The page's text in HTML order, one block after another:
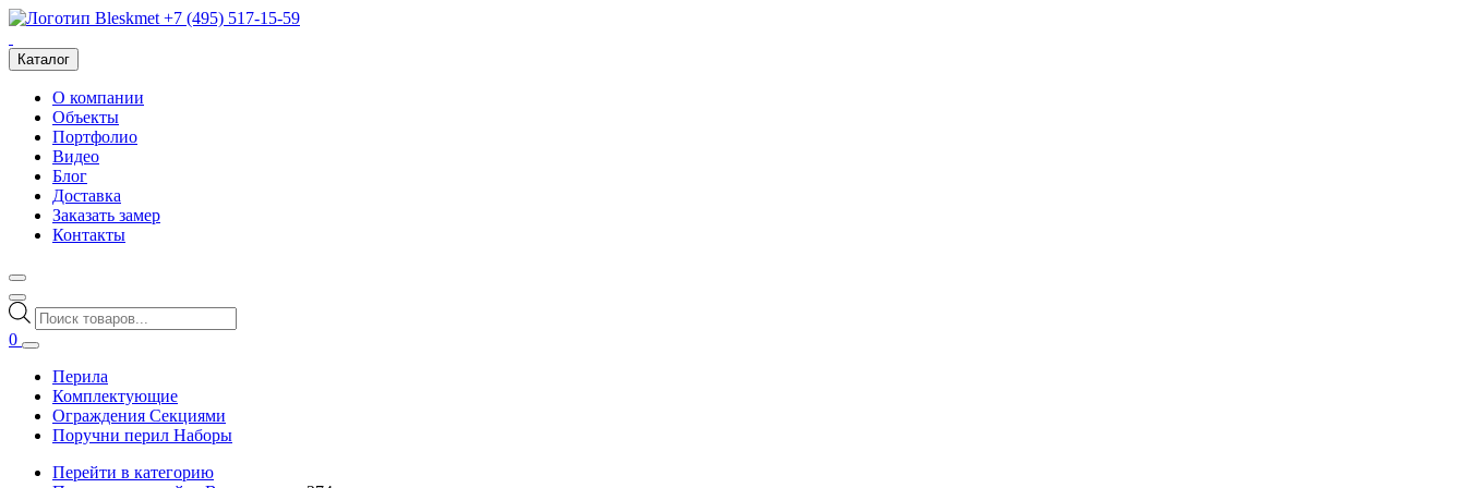
+7 (495) 517-15-59
Каталог
О компании
Объекты
Портфолио
Видео
Блог
Доставка
Заказать замер
Контакты
Поиск
товаров
0
Перила
Комплектующие
Ограждения Секциями
Поручни перил Наборы
Перейти в категорию